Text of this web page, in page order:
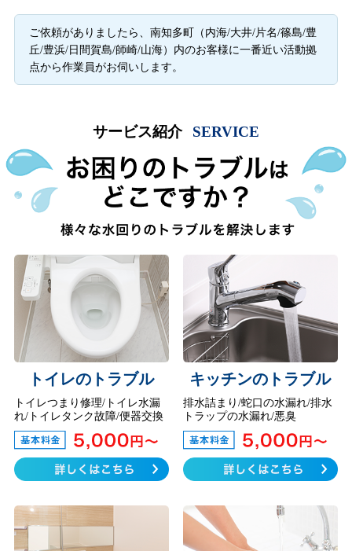
ご依頼がありましたら、南知多町（内海/大井/片名/篠島/豊
丘/豊浜/日間賀島/師崎/山海）内のお客様に一番近い活動拠
点から作業員がお伺いします。
サービス紹介 SERVICE
トイレのトラブル
トイレつまり修理/トイレ水漏
れ/トイレタンク故障/便器交換
キッチンのトラブル
排水詰まり/蛇口の水漏れ/排水
トラップの水漏れ/悪臭